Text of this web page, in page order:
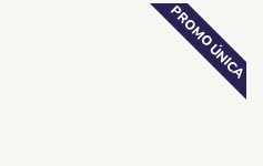
PROMO ÚNICA